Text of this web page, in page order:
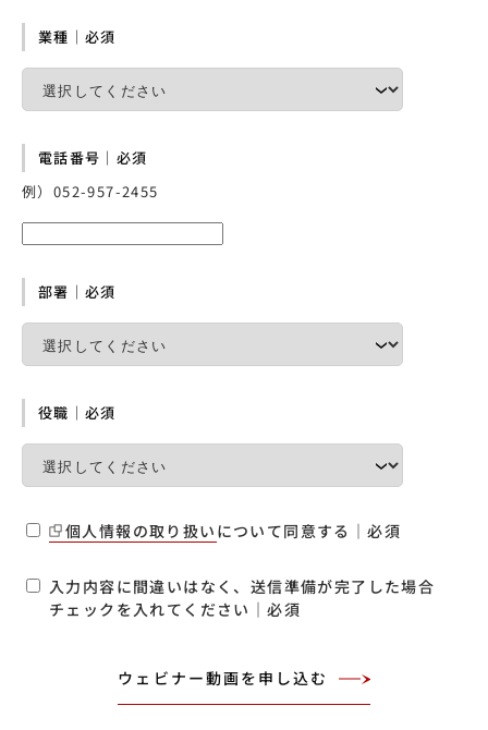
業種｜必須
電話番号｜必須
例）052-957-2455
部署｜必須
役職｜必須
個人情報の取り扱い について同意する｜必須
入力内容に間違いはなく、送信準備が完了した場合
チェックを入れてください｜必須